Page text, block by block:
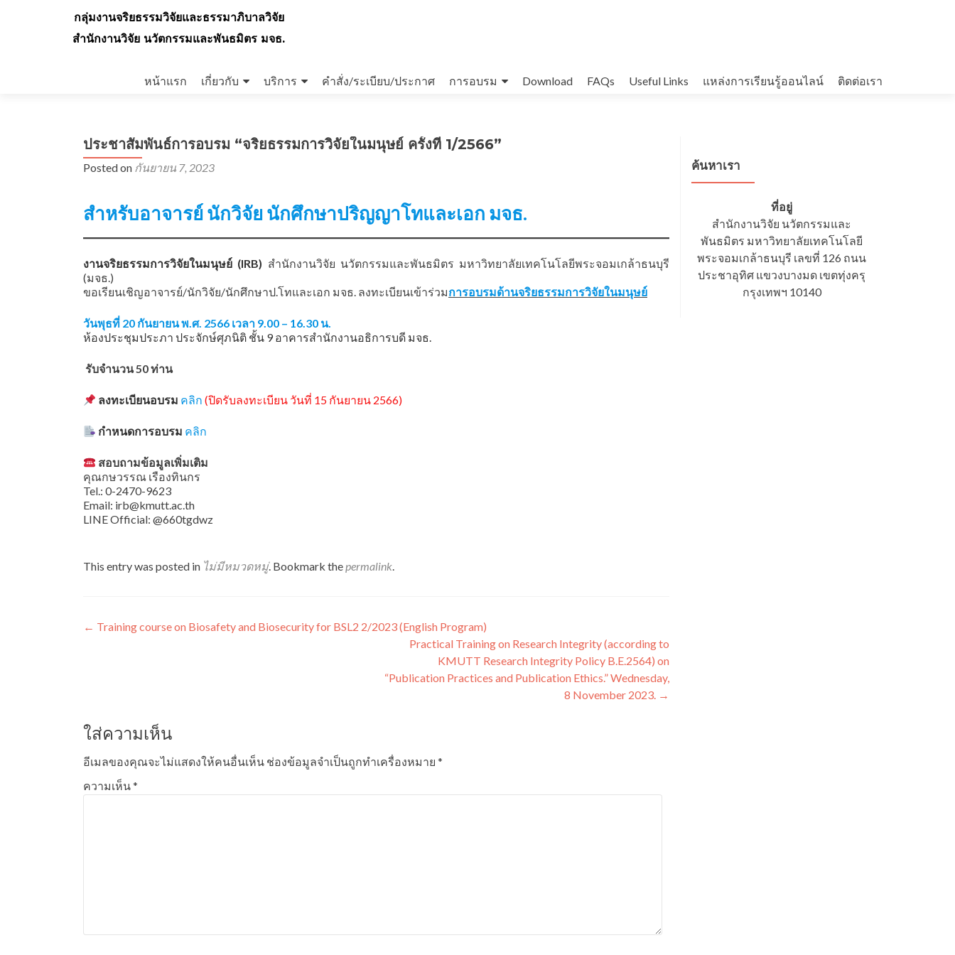
กลุ่มงานจริยธรรมวิจัยและธรรมาภิบาลวิจัย
สำนักงานวิจัย นวัตกรรมและพันธมิตร มจธ.
to
หน้าแรก เกี่ยวกับ บริการ คำสั่ง/ระเบียบ/ประกาศ การอบรม Download FAQs Useful Links แหล่งการเรียนรู้ออนไลน์ ติดต่อเรา
ประชาสัมพันธ์การอบรม “จริยธรรมการวิจัยในมนุษย์ ครั้งที่ 1/2566”
Posted on กันยายน 7, 2023
สำหรับอาจารย์ นักวิจัย นักศึกษาปริญญาโทและเอก มจธ.
งานจริยธรรมการวิจัยในมนุษย์ (IRB) สำนักงานวิจัย นวัตกรรมและพันธมิตร มหาวิทยาลัยเทคโนโลยีพระจอมเกล้าธนบุรี
(มจธ.)
ขอเรียนเชิญอาจารย์/นักวิจัย/นักศึกษาป.โทและเอก มจธ. ลงทะเบียนเข้าร่วมการอบรมด้านจริยธรรมการวิจัยในมนุษย์
วันพุธที่ 20 กันยายน พ.ศ. 2566 เวลา 9.00 – 16.30 น.
ห้องประชุมประภา ประจักษ์ศุภนิติ ชั้น 9 อาคารสำนักงานอธิการบดี มจธ.
รับจำนวน 50 ท่าน
ลงทะเบียนอบรม คลิก (ปิดรับลงทะเบียน วันที่ 15 กันยายน 2566)
กำหนดการอบรม คลิก
สอบถามข้อมูลเพิ่มเติม
คุณกษวรรณ เรืองทินกร
Tel.: 0-2470-9623
Email: irb@kmutt.ac.th
LINE Official: @660tgdwz
This entry was posted in ไม่มีหมวดหมู่. Bookmark thepermalink.
แนะแนว
← Training course on Biosafety and Biosecurity for BSL2 2/2023 (English Program)
Practical Training on Research Integrity (according to
KMUTT Research Integrity Policy B.E.2564) on
“Publication Practices and Publication Ethics.” Wednesday,
8 November 2023. →
ใส่ความเห็น
อีเมลของคุณจะไม่แสดงให้คนอื่นเห็น ช่องข้อมูลจำเป็นถูกทำเครื่องหมาย *
ความเห็น*
ค้นหาเรา
ที่อยู่
สำนักงานวิจัย นวัตกรรมและ
พันธมิตร มหาวิทยาลัยเทคโนโลยี
พระจอมเกล้าธนบุรี เลขที่ 126 ถนน
ประชาอุทิศ แขวงบางมด เขตทุ่งครุ
กรุงเทพฯ 10140